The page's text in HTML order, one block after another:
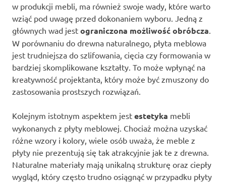
w produkcji mebli, ma również swoje wady, które warto
wziąć pod uwagę przed dokonaniem wyboru. Jedną z
głównych wad jest ograniczona możliwość obróbcza
W porównaniu do drewna naturalnego, płyta meblowa
jest trudniejsza do szlifowania, cięcia czy formowania w
bardziej skomplikowane kształty. To może wpłynąć na
kreatywność projektanta, który może być zmuszony do
zastosowania prostszych rozwiązań.
Kolejnym istotnym aspektem jest estetyka mebli
wykonanych z płyty meblowej. Chociaż można uzyskać
różne wzory i kolory, wiele osób uważa, że meble z
płyty nie prezentują się tak atrakcyjnie jak te z drewna.
Naturalne materiały mają unikalną strukturę oraz ciepły
wygląd, który często trudno osiągnąć w przypadku płyty